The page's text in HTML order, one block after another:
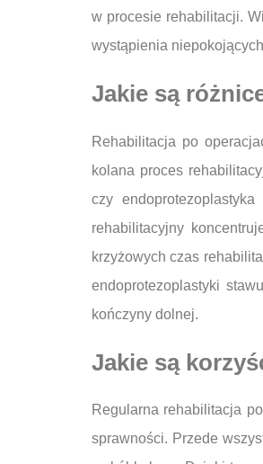
w procesie rehabilitacji.
wystąpienia
Jakie są
Rehabilitacja po
kolana proces
czy
rehabilitacyjny
krzyżowych czas
endoprotezoplastyki
kończyny dolnej.
Jakie są
Regularna rehabilitacja
sprawności. Przede